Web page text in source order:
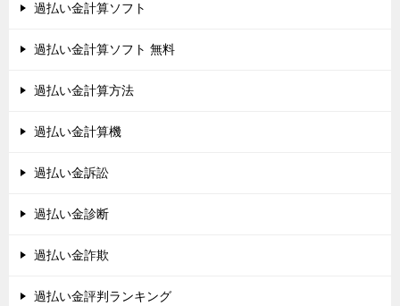
過払い金計算ソフト
過払い金計算ソフト 無料
過払い金計算方法
過払い金計算機
過払い金訴訟
過払い金診断
過払い金詐欺
過払い金評判ランキング